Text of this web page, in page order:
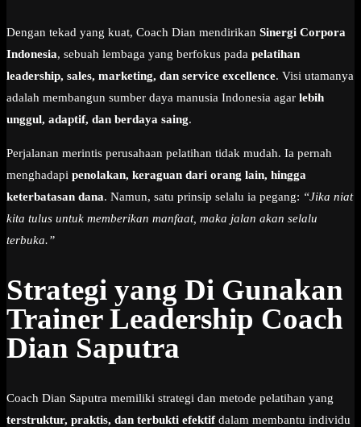
Dengan tekad yang kuat, Coach Dian mendirikan Sinergi Corpora
Indonesia, sebuah lembaga yang berfokus pada pelatihan
leadership, sales, marketing, dan service excellence. Visi utamanya
adalah membangun sumber daya manusia Indonesia agar lebih
unggul, adaptif, dan berdaya saing.
Perjalanan merintis perusahaan pelatihan tidak mudah. Ia pernah
menghadapi penolakan, keraguan dari orang lain, hingga
keterbatasan dana. Namun, satu prinsip selalu ia pegang: “Jika niat
kita tulus untuk memberikan manfaat, maka jalan akan selalu
terbuka.”
Strategi yang Di Gunakan
Trainer Leadership Coach
Dian Saputra
Coach Dian Saputra memiliki strategi dan metode pelatihan yang
terstruktur, praktis, dan terbukti efektifdalam membantu individu